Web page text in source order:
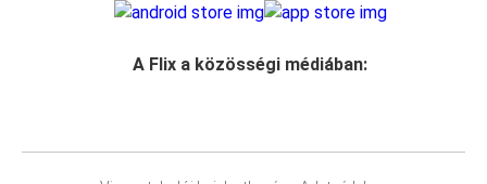
A Flix a közösségi médiában: